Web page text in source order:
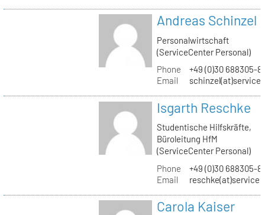
Andreas Schinzel
Personalwirtschaft
(ServiceCenter Personal)
Phone
+49 (0)30 688305-
Email
Isgarth Reschke
Studentische Hilfskräfte,
Büroleitung HfM
(ServiceCenter Personal)
Phone
+49 (0)30 688305-
Email
Carola Kaiser